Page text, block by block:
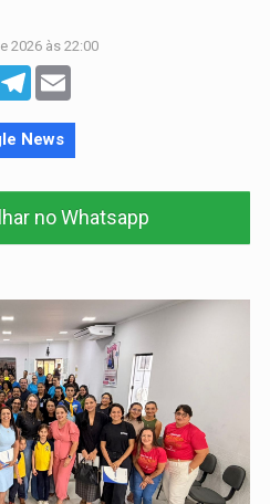
2026 às 22:00
Telegram
News
no Whatsapp